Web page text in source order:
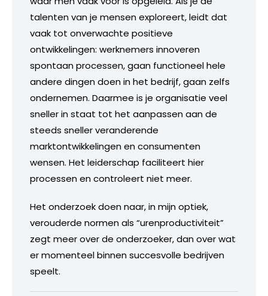
talenten van je mensen exploreert, leidt dat
vaak tot onverwachte positieve
ontwikkelingen: werknemers innoveren
spontaan processen, gaan functioneel hele
andere dingen doen in het bedrijf, gaan zelfs
ondernemen. Daarmee is je organisatie veel
sneller in staat tot het aanpassen aan de
steeds sneller veranderende
marktontwikkelingen en consumenten
wensen. Het leiderschap faciliteert hier
processen en controleert niet meer.
Het onderzoek doen naar, in mijn optiek,
verouderde normen als “urenproductiviteit”
zegt meer over de onderzoeker, dan over wat
er momenteel binnen succesvolle bedrijven
speelt.